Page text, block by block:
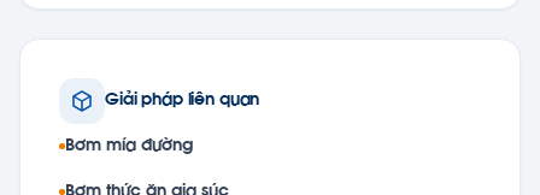
Giải pháp liên quan
Bơm mía đường